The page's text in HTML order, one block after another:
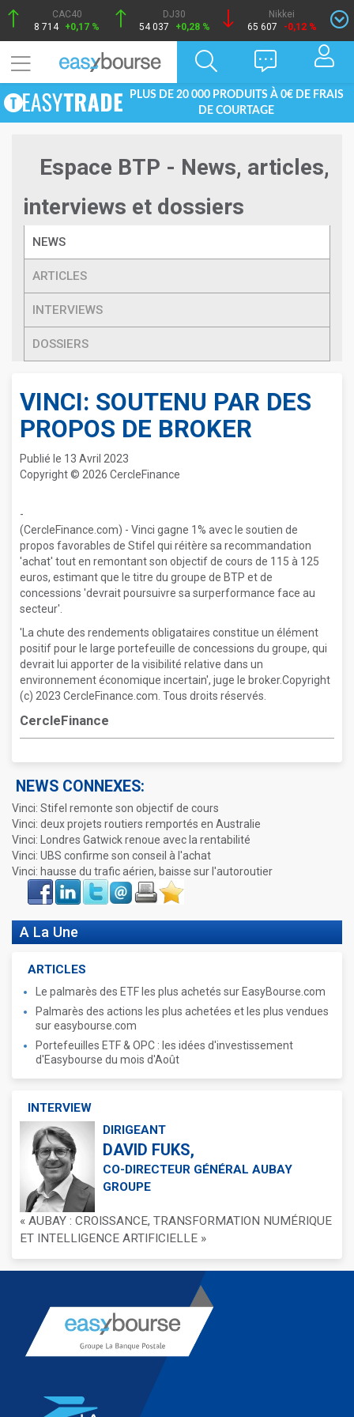
CAC40
8 714 +0,17 %
DJ30
54 037
+0,28 %
Nikkei
65 607
-0,12 %
PLUS DE 20 000 PRODUITS À 0€ DE FRAIS
DE COURTAGE
Espace BTP - News, articles,
interviews et dossiers
NEWS
ARTICLES
INTERVIEWS
DOSSIERS
VINCI: SOUTENU PAR DES
PROPOS DE BROKER
Publié le 13 Avril 2023
Copyright © 2026 CercleFinance
-
(CercleFinance.com) - Vinci gagne 1% avec le soutien de
propos favorables de Stifel qui réitère sa recommandation
'achat' tout en remontant son objectif de cours de 115 à 125
euros, estimant que le titre du groupe de BTP et de
concessions 'devrait poursuivre sa surperformance face au
secteur'.
'La chute des rendements obligataires constitue un élément
positif pour le large portefeuille de concessions du groupe, qui
devrait lui apporter de la visibilité relative dans un
environnement économique incertain', juge le broker.Copyright
(c) 2023 CercleFinance.com. Tous droits réservés.
CercleFinance
NEWS CONNEXES:
Vinci: Stifel remonte son objectif de cours
Vinci: deux projets routiers remportés en Australie
Vinci: Londres Gatwick renoue avec la rentabilité
Vinci: UBS confirme son conseil à l'achat
Vinci: hausse du trafic aérien, baisse sur l'autoroutier
Face
book
LinkIn Twitter Envoyer ImprimerFavoris
A La Une
ARTICLES
Le palmarès des ETF les plus achetés sur EasyBourse.com
Palmarès des actions les plus achetées et les plus vendues
sur easybourse.com
Portefeuilles ETF & OPC : les idées d'investissement
d'Easybourse du mois d'Août
INTERVIEW
DIRIGEANT
DAVID FUKS,
CO-DIRECTEUR GÉNÉRAL AUBAY
GROUPE
« AUBAY : CROISSANCE, TRANSFORMATION NUMÉRIQUE
ET INTELLIGENCE ARTIFICIELLE »